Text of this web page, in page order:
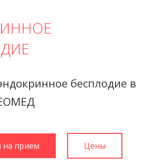
бесплодие в
на прием Цены